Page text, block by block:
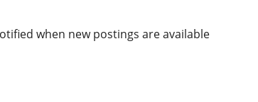
when new postings are available